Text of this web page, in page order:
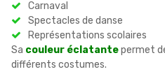
Carnaval
Spectacles de danse
Représentations scolaires
Sa couleur éclatantepermet
différents costumes.